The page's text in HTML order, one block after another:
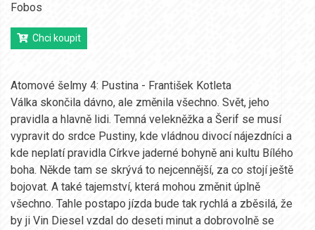
Fobos
Chci koupit
Atomové šelmy 4: Pustina - František Kotleta
Válka skončila dávno, ale změnila všechno. Svět, jeho
pravidla a hlavně lidi. Temná velekněžka a Šerif se musí
vypravit do srdce Pustiny, kde vládnou divocí nájezdníci a
kde neplatí pravidla Církve jaderné bohyně ani kultu Bílého
boha. Někde tam se skrývá to nejcennější, za co stojí ještě
bojovat. A také tajemství, která mohou změnit úplně
všechno. Tahle postapo jízda bude tak rychlá a zběsilá, že
by ji Vin Diesel vzdal do deseti minut a dobrovolně se